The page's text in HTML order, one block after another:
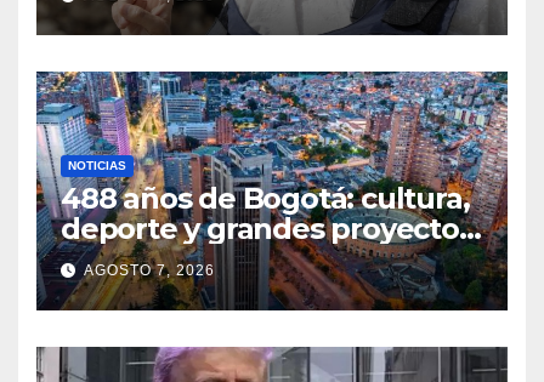
justicia
NOTICIAS
488 años de Bogotá: cultura,
deporte y grandes proyectos
marcan el aniversario de la
capital
AGOSTO 7, 2026